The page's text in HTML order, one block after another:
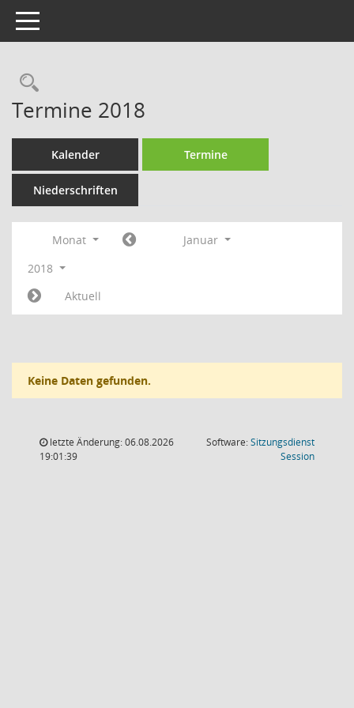
Toggle navigation
Rechercheauswahl
Termine 2018
Kalender Termine
Niederschriften
Monat
Januar
2018
Aktuell
Keine Daten gefunden.
letzte Änderung: 06.08.2026
19:01:39
Software:Sitzungsdienst
Session(Wird in